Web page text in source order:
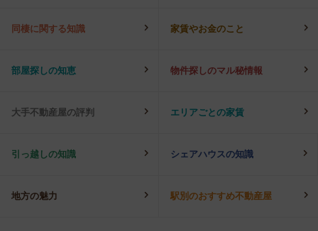
同棲に関する知識 家賃やお金のこと
部屋探しの知恵 物件探しのマル秘情報
大手不動産屋の評判 エリアごとの家賃
引っ越しの知識 シェアハウスの知識
地方の魅力 駅別のおすすめ不動産屋